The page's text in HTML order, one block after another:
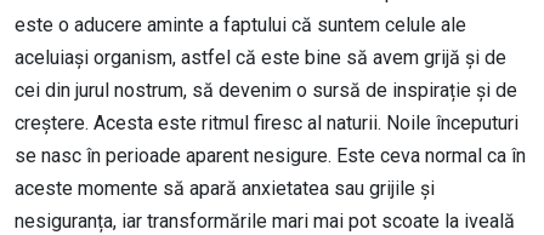
este o aducere aminte a faptului că suntem celule ale
aceluiași organism, astfel că este bine să avem grijă și de
cei din jurul nostrum, să devenim o sursă de inspirație și de
creștere. Acesta este ritmul firesc al naturii. Noile începuturi
se nasc în perioade aparent nesigure. Este ceva normal ca în
aceste momente să apară anxietatea sau grijile și
nesiguranța, iar transformările mari mai pot scoate la iveală